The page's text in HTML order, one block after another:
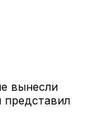
вынесли
представил